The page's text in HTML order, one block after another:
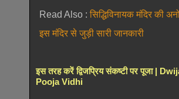
Read Also :सिद्धिविनायक मंदिर की
इस मंदिर से जुड़ी सारी जानकारी
इस तरह करें द्विजप्रिय संकष्टी पर पूजा |
Pooja Vidhi